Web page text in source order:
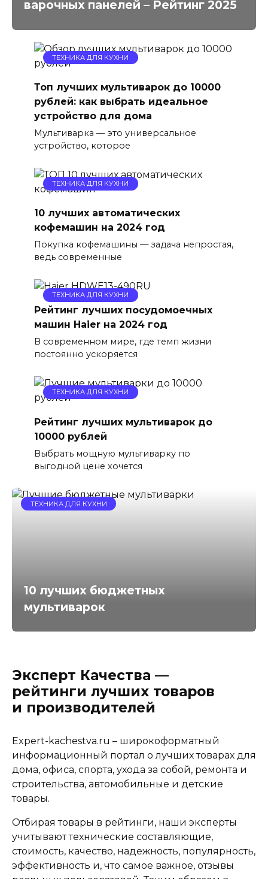
варочных панелей – Рейтинг 2025
ТЕХНИКА ДЛЯ КУХНИ
Топ лучших мультиварок до 10000
рублей: как выбрать идеальное
устройство для дома
Мультиварка — это универсальное
устройство, которое
ТЕХНИКА ДЛЯ КУХНИ
10 лучших автоматических
кофемашин на 2024 год
Покупка кофемашины — задача непростая,
ведь современные
ТЕХНИКА ДЛЯ КУХНИ
Рейтинг лучших посудомоечных
машин Haier на 2024 год
В современном мире, где темп жизни
постоянно ускоряется
ТЕХНИКА ДЛЯ КУХНИ
Рейтинг лучших мультиварок до
10000 рублей
Выбрать мощную мультиварку по
выгодной цене хочется
ТЕХНИКА ДЛЯ КУХНИ
10 лучших бюджетных
мультиварок
Эксперт Качества —
рейтинги лучших товаров
и производителей
Expert-kachestva.ru – широкоформатный
информационный портал о лучших товарах для
дома, офиса, спорта, ухода за собой, ремонта и
строительства, автомобильные и детские
товары.
Отбирая товары в рейтинги, наши эксперты
учитывают технические составляющие,
стоимость, качество, надежность, популярность,
эффективность и, что самое важное, отзывы